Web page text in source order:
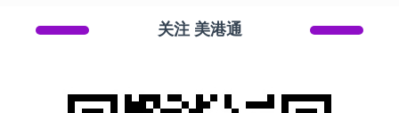
关注 美港通